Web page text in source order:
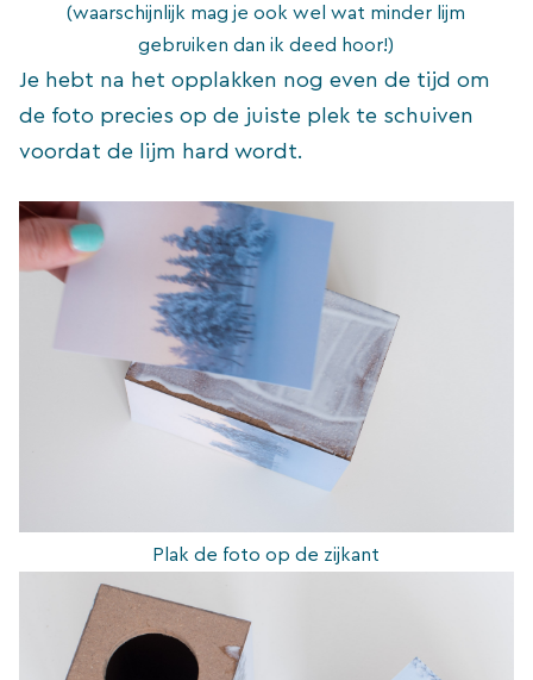
(waarschijnlijk mag je ook wel wat minder lijm
gebruiken dan ik deed hoor!)
Je hebt na het opplakken nog even de tijd om
de foto precies op de juiste plek te schuiven
voordat de lijm hard wordt.
Plak de foto op de zijkant